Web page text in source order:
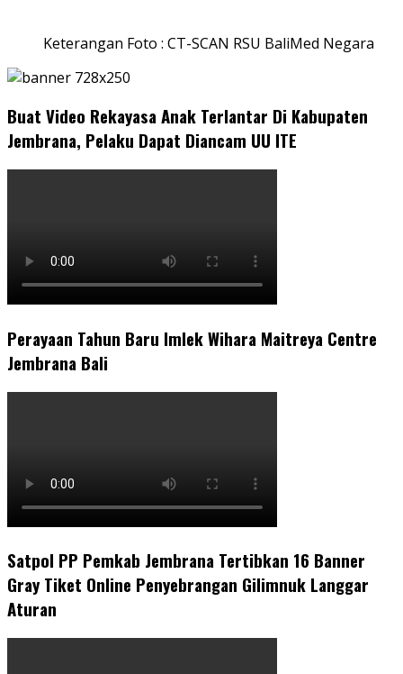
Keterangan Foto : CT-SCAN RSU BaliMed Negara
Buat Video Rekayasa Anak Terlantar Di Kabupaten
Jembrana, Pelaku Dapat Diancam UU ITE
Perayaan Tahun Baru Imlek Wihara Maitreya Centre
Jembrana Bali
Satpol PP Pemkab Jembrana Tertibkan 16 Banner
Gray Tiket Online Penyebrangan Gilimnuk Langgar
Aturan